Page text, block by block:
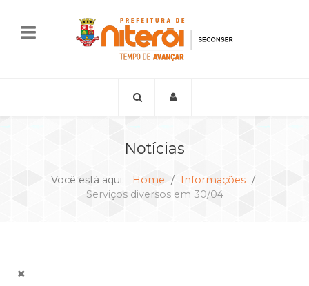
Notícias
Você está aqui: Home
Informações
Serviços diversos em 30/04